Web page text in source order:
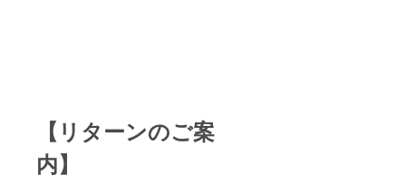
【リターンのご案
内】